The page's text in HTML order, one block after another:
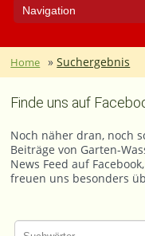
Home »Suchergebnis
Finde uns auf
Noch näher dran, noch
Beiträge von Garten-
News Feed auf
freuen uns besonders